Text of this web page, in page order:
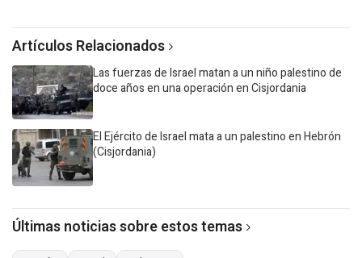
Artículos Relacionados
Las fuerzas de Israel matan a un niño palestino de
doce años en una operación en Cisjordania
El Ejército de Israel mata a un palestino en Hebrón
(Cisjordania)
Últimas noticias sobre estos temas